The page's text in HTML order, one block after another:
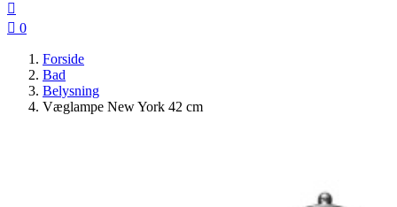

 0
Forside
Bad
Belysning
Væglampe New York 42 cm